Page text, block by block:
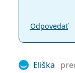
Odpovedať
Eliška